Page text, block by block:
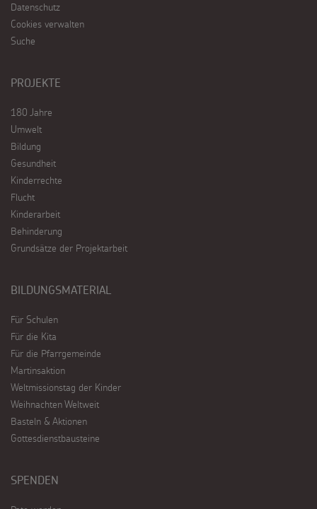
Datenschutz
Cookies verwalten
Suche
PROJEKTE
180 Jahre
Umwelt
Bildung
Gesundheit
Kinderrechte
Flucht
Kinderarbeit
Behinderung
Grundsätze der Projektarbeit
BILDUNGSMATERIAL
Für Schulen
Für die Kita
Für die Pfarrgemeinde
Martinsaktion
Weltmissionstag der Kinder
Weihnachten Weltweit
Basteln & Aktionen
Gottesdienstbausteine
SPENDEN